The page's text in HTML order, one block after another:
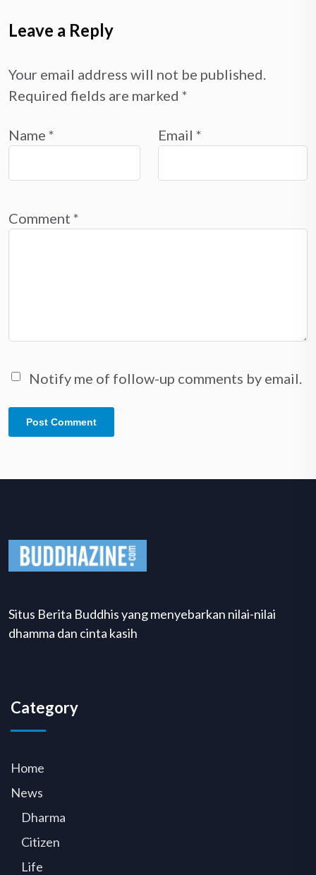
Leave a Reply
Your email address will not be published.
Required fields are marked *
Name * Email *
Comment *
Notify me of follow-up comments by email.
Situs Berita Buddhis yang menyebarkan nilai-nilai
dhamma dan cinta kasih
Category
Home
News
Dharma
Citizen
Life